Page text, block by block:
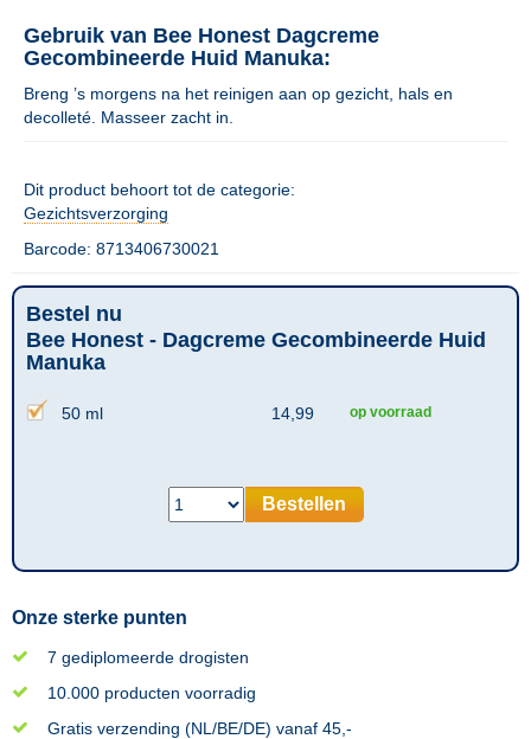
Gebruik van Bee Honest Dagcreme
Gecombineerde Huid Manuka:
Breng ’s morgens na het reinigen aan op gezicht, hals en
decolleté. Masseer zacht in.
Dit product behoort tot de categorie:
Gezichtsverzorging
Barcode: 8713406730021
Bestel nu
Bee Honest - Dagcreme Gecombineerde Huid
Manuka
50 ml 14,99 op voorraad
Bestellen
Onze sterke punten
7 gediplomeerde drogisten
10.000 producten voorradig
Gratis verzending (NL/BE/DE) vanaf 45,-